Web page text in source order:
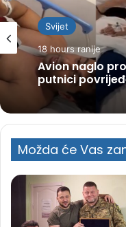
Svijet
18 hours ranije
Avion naglo
putnici
Možda će Vas